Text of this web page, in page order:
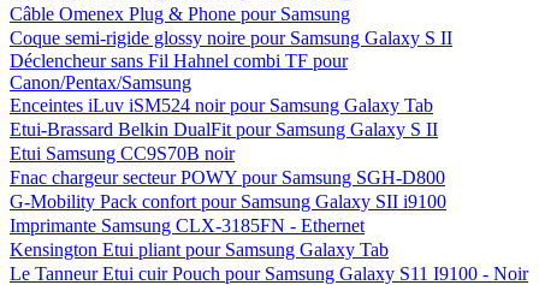
Câble Omenex Plug & Phone pour Samsung
Coque semi-rigide glossy noire pour Samsung Galaxy S II
Déclencheur sans Fil Hahnel combi TF pour
Canon/Pentax/Samsung
Enceintes iLuv iSM524 noir pour Samsung Galaxy Tab
Etui-Brassard Belkin DualFit pour Samsung Galaxy S II
Etui Samsung CC9S70B noir
Fnac chargeur secteur POWY pour Samsung SGH-D800
G-Mobility Pack confort pour Samsung Galaxy SII i9100
Imprimante Samsung CLX-3185FN - Ethernet
Kensington Etui pliant pour Samsung Galaxy Tab
Le Tanneur Etui cuir Pouch pour Samsung Galaxy S11 I9100 - Noir